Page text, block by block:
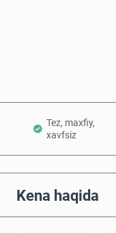
Tez, maxfiy,
xavfsiz
Kena haqida